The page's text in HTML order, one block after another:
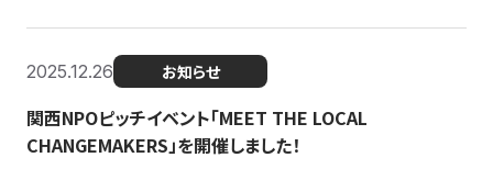
2025.12.26 お知らせ
関西NPOピッチイベント「MEET THE LOCAL
CHANGEMAKERS」を開催しました！